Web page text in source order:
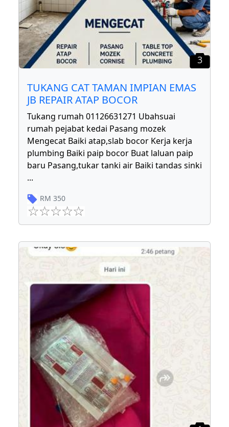
3
TUKANG CAT TAMAN IMPIAN EMAS
JB REPAIR ATAP BOCOR
Tukang rumah 01126631271 Ubahsuai
rumah pejabat kedai Pasang mozek
Mengecat Baiki atap,slab bocor Kerja kerja
plumbing Baiki paip bocor Buat laluan paip
baru Pasang,tukar tanki air Baiki tandas sinki
...
RM 350